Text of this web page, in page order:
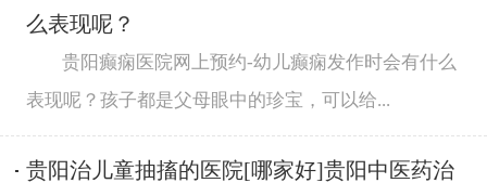
么表现呢？
贵阳癫痫医院网上预约-幼儿癫痫发作时会有什么
表现呢？孩子都是父母眼中的珍宝，可以给...
贵阳治儿童抽搐的医院[哪家好]贵阳中医药治